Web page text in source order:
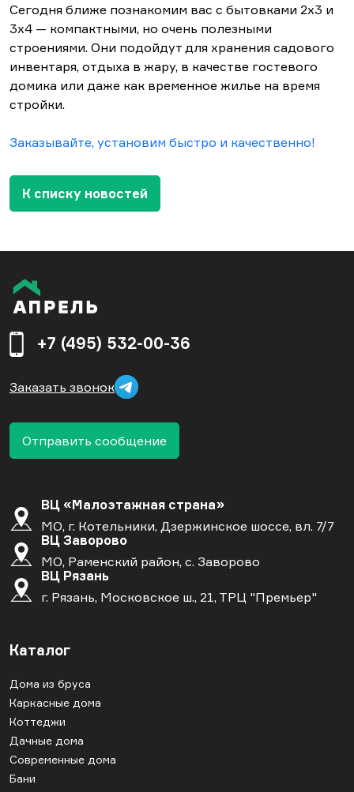
Сегодня ближе познакомим вас с бытовками 2х3 и
3х4 — компактными, но очень полезными
строениями. Они подойдут для хранения садового
инвентаря, отдыха в жару, в качестве гостевого
домика или даже как временное жилье на время
стройки.
Заказывайте, установим быстро и качественно!
К списку новостей
+7 (495) 532-00-36
Заказать звонок
Отправить сообщение
ВЦ «Малоэтажная страна»
МО, г. Котельники, Дзержинское шоссе, вл. 7/7
ВЦ Заворово
МО, Раменский район, с. Заворово
ВЦ Рязань
г. Рязань, Московское ш., 21, ТРЦ "Премьер"
Каталог
Дома из бруса
Каркасные дома
Коттеджи
Дачные дома
Современные дома
Бани